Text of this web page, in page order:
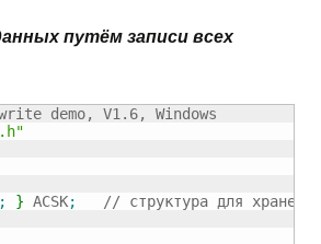
путём записи всех
demo, V1.6, Windows
; } ACSK;
// структура для